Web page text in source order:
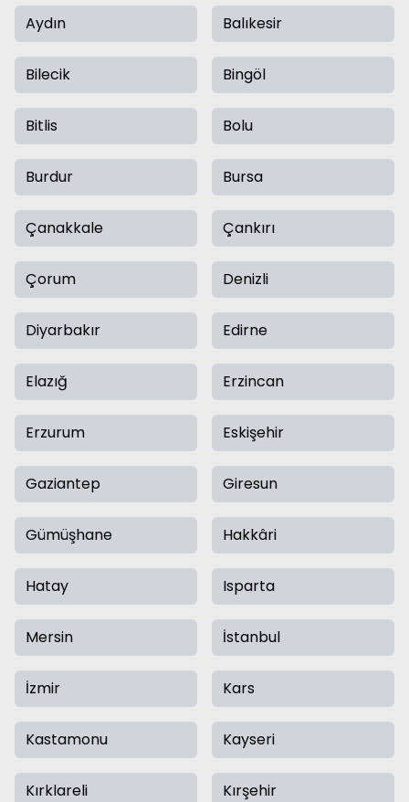
Aydın Balıkesir
Bilecik Bingöl
Bitlis Bolu
Burdur Bursa
Çanakkale Çankırı
Çorum Denizli
Diyarbakır Edirne
Elazığ Erzincan
Erzurum Eskişehir
Gaziantep Giresun
Gümüşhane Hakkâri
Hatay Isparta
Mersin İstanbul
İzmir Kars
Kastamonu Kayseri
Kırklareli Kırşehir